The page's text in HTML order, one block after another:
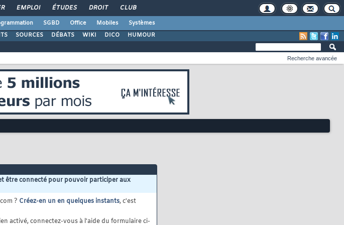
EMPLOI ÉTUDES DROIT CLUB
SGBD Office Mobiles
Systèmes
SOURCES DÉBATS WIKI DICO HUMOUR
Recherche avancée
être connecté pour pouvoir participer aux
? Créez-en un en quelques instants, c'est
activé, connectez-vous à l'aide du formulaire ci-